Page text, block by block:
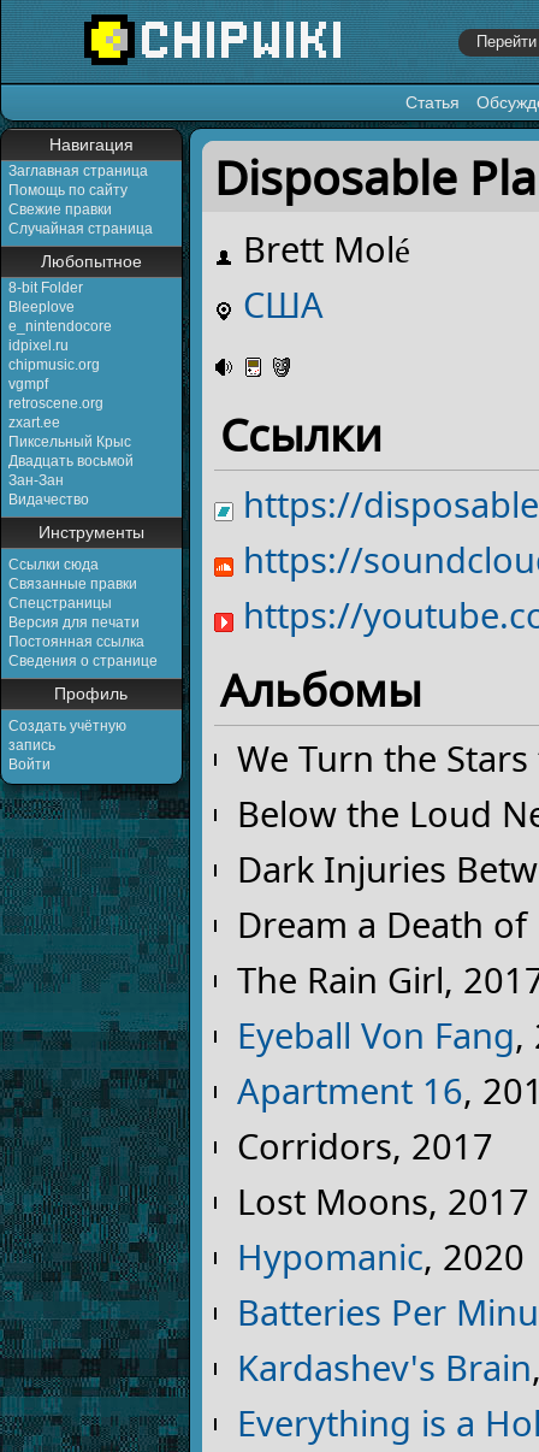
Статья
Навигация
Заглавная страница
Помощь по сайту
Свежие правки
Случайная страница
Любопытное
8-bit Folder
Bleeplove
e_nintendocore
idpixel.ru
chipmusic.org
vgmpf
retroscene.org
zxart.ee
Пиксельный Крыс
Двадцать восьмой
Зан-Зан
Видачество
Инструменты
Ссылки сюда
Связанные правки
Спецстраницы
Версия для печати
Постоянная ссылка
Сведения о странице
Профиль
Создать учётную
запись
Войти
Перейти к:навигация,поиск
Disposable
Brett Molé
США
Ссылки
https://
https://
https://
Альбомы
We Turn the
Below the Loud
Dark Injuries
Dream a Death
The Rain Girl,
Eyeball Von Fang,
Apartment 16,
Corridors, 2017
Lost Moons, 2017
Hypomanic, 2020
Batteries Per
Kardashev's Brain
Everything is a